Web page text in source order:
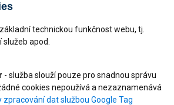
technickou funkčnost webu, tj.
apod.
- služba slouží pouze pro snadnou správu
cookies nepoužívá a nezaznamenává
zpracování dat službou Google Tag